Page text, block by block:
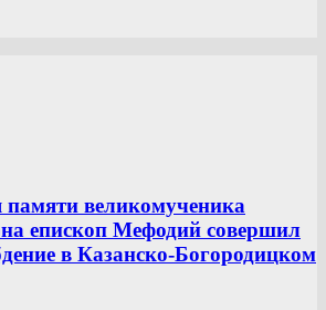
великомученика
епископ Мефодий совершил
в Казанско-Богородицком